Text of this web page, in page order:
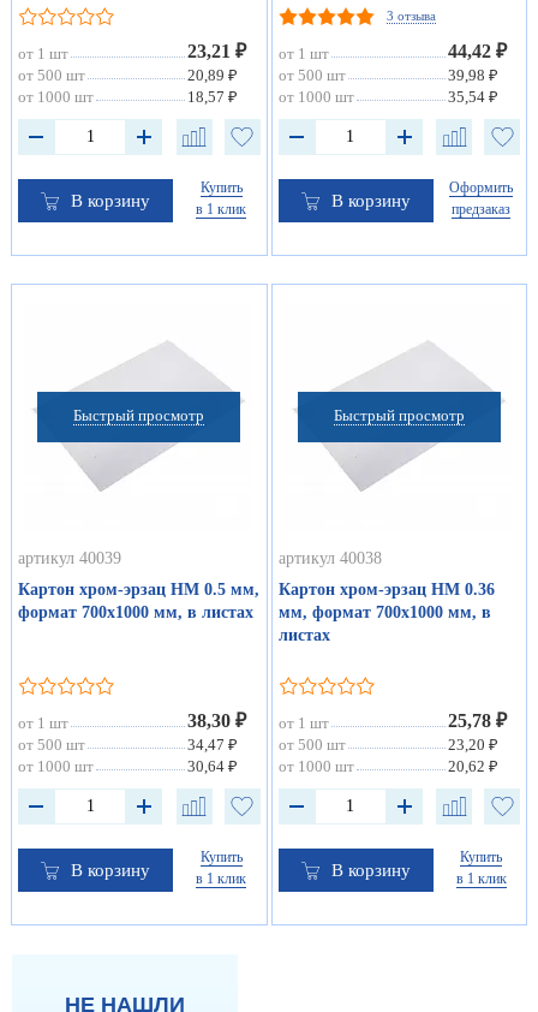
от 1 шт 23,21 ₽
от 500 шт
20,89 ₽
от 1000 шт
18,57 ₽
В корзину
Купить
в 1 клик
3 отзыва
от 1 шт 44,42 ₽
от 500 шт
39,98 ₽
от 1000 шт
35,54 ₽
В корзину
Оформить
предзаказ
Быстрый просмотр
артикул 40039
Картон хром-эрзац НМ 0.5 мм,
формат 700х1000 мм, в листах
от 1 шт 38,30 ₽
от 500 шт
34,47 ₽
от 1000 шт
30,64 ₽
В корзину
Купить
в 1 клик
Быстрый просмотр
артикул 40038
Картон хром-эрзац НМ 0.36
мм, формат 700х1000 мм, в
листах
от 1 шт 25,78 ₽
от 500 шт
23,20 ₽
от 1000 шт
20,62 ₽
В корзину
Купить
в 1 клик
НЕ НАШЛИ